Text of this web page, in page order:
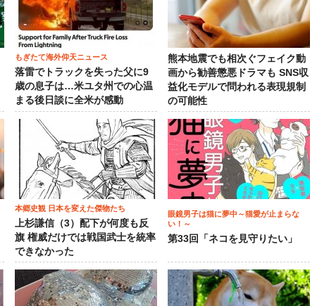
もぎたて海外仰天ニュース
落雷でトラックを失った父に9
歳の息子は…米ユタ州での心温
まる後日談に全米が感動
熊本地震でも相次ぐフェイク動
画から勧善懲悪ドラマも SNS収
益化モデルで問われる表現規制
の可能性
本郷史観 日本を変えた傑物たち
上杉謙信（3）配下が何度も反
旗 権威だけでは戦国武士を統率
できなかった
眼鏡男子は猫に夢中～猫愛が止まらな
い！～
第33回「ネコを見守りたい」